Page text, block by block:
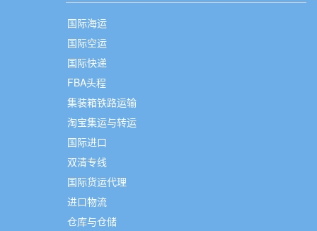
国际海运
国际空运
国际快递
FBA头程
集装箱铁路运输
淘宝集运与转运
国际进口
双清专线
国际货运代理
进口物流
仓库与仓储